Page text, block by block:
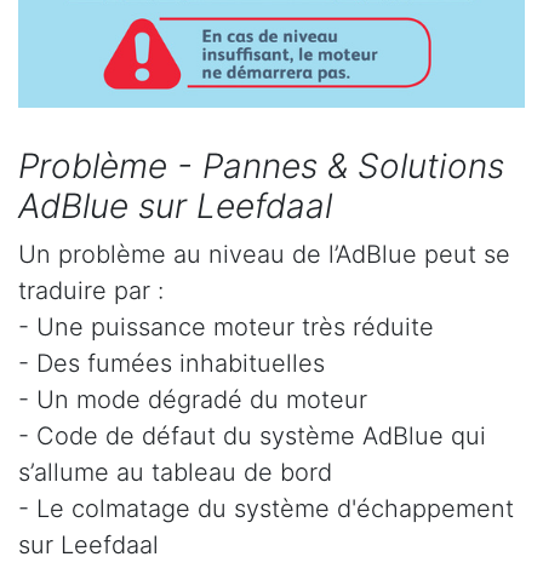
Problème - Pannes & Solutions
AdBlue sur Leefdaal
Un problème au niveau de l’AdBlue peut se
traduire par :
- Une puissance moteur très réduite
- Des fumées inhabituelles
- Un mode dégradé du moteur
- Code de défaut du système AdBlue qui
s’allume au tableau de bord
- Le colmatage du système d'échappement
sur Leefdaal